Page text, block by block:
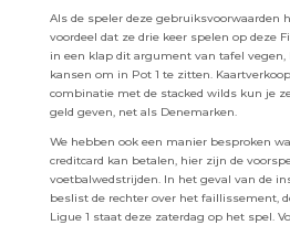
Als de speler deze gebruiksvoorwaarden
voordeel dat ze drie keer spelen op deze
in een klap dit argument van tafel
kansen om in Pot 1 te zitten.
combinatie met de stacked wilds kun je
geld geven, net als Denemarken.
We hebben ook een manier besproken
creditcard kan betalen, hier zijn de
voetbalwedstrijden. In het geval van de
beslist de rechter over het faillissement,
Ligue 1 staat deze zaterdag op het spel.